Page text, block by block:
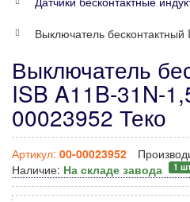
Выключатель бесконтактный
Выключатель
ISB A11B-31N-
00023952 Теко
Артикул: 00-00023952
Наличие: На складе завода 1